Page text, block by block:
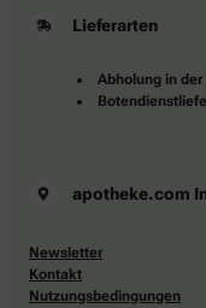
Lieferarten
Abholung in
apotheke.com
Newsletter
Kontakt
Nutzungsbedingungen